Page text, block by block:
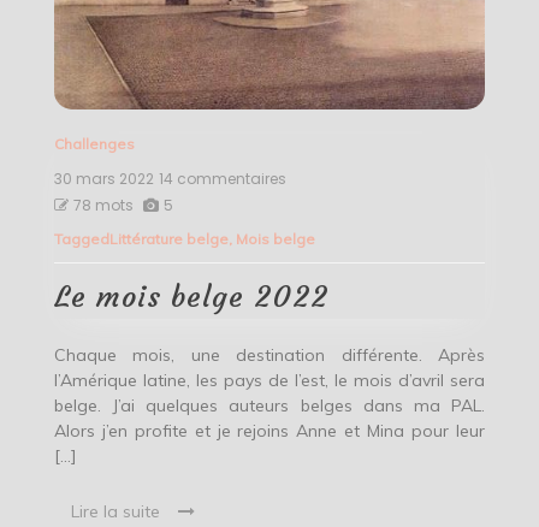
Challenges
30 mars 2022 14 commentaires
belge
78 mots 5
TaggedLittérature belge, Mois belge
Le mois belge 2022
Chaque mois, une destination différente. Après
l’Amérique latine, les pays de l’est, le mois d’avril sera
belge. J’ai quelques auteurs belges dans ma PAL.
Alors j’en profite et je rejoins Anne et Mina pour leur
[…]
Lire la suite